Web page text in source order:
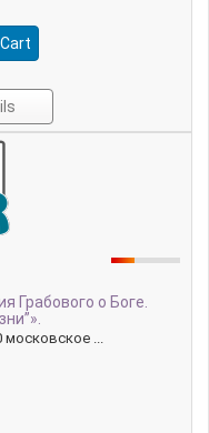
Грабового о Боге.
московское ...